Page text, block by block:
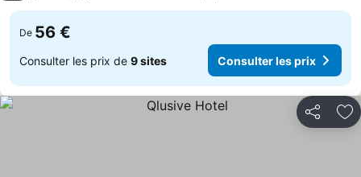
De 56 €
Consulter les prix de 9 sites Consulter les prix
Partager